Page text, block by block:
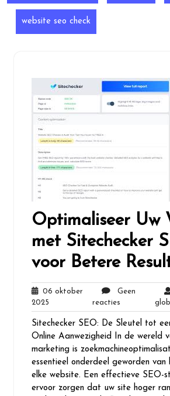
website seo check
Optimaliseer Uw
met Sitechecker
voor Betere
06 oktober
2025
oktober
2025
Geen
reactiesGeen
reacties
Sitechecker SEO: De Sleutel tot
Online Aanwezigheid In de wereld
marketing is
essentieel onderdeel geworden van
elke website. Een effectieve SEO-
ervoor zorgen dat uw site hoger